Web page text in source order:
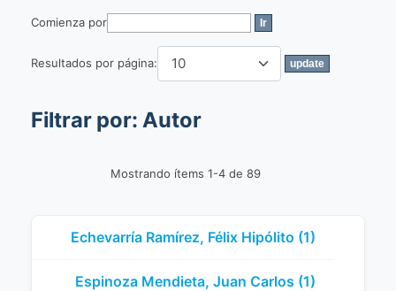
Comienza por
Resultados por página:
Filtrar por: Autor
Mostrando ítems 1-4 de 89
Echevarría Ramírez, Félix Hipólito (1)
Espinoza Mendieta, Juan Carlos (1)